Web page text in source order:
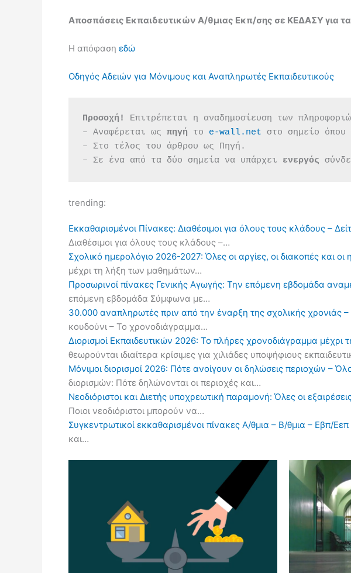
Αποσπάσεις Εκπαιδευτικών Α/θμιας Εκπ/σης σε ΚΕΔΑΣΥ για
Η απόφαση εδώ
Οδηγός Αδειών για Μόνιμους και Αναπληρωτές Εκπαιδευτικούς
Προσοχή!
Επιτρέπεται η αναδημοσίευση των
– Αναφέρεται ως πηγή το e-wall.net στο σημείο όπου
– Στο τέλος του άρθρου ως Πηγή.
– Σε ένα από τα δύο σημεία να υπάρχει ενεργός
trending:
Εκκαθαρισμένοι Πίνακες: Διαθέσιμοι για όλους τους κλάδους –
Διαθέσιμοι για όλους τους κλάδους –…
Σχολικό ημερολόγιο 2026-2027: Όλες οι αργίες, οι διακοπές και
μέχρι τη λήξη των μαθημάτων…
Προσωρινοί πίνακες Γενικής Αγωγής: Την επόμενη εβδομάδα
επόμενη εβδομάδα Σύμφωνα με…
30.000 αναπληρωτές πριν από την έναρξη της σχολικής
κουδούνι – Το χρονοδιάγραμμα…
Διορισμοί Εκπαιδευτικών 2026: Το πλήρες χρονοδιάγραμμα
θεωρούνται ιδιαίτερα κρίσιμες για χιλιάδες υποψήφιους
Μόνιμοι διορισμοί 2026: Πότε ανοίγουν οι δηλώσεις περιοχών –
διορισμών: Πότε δηλώνονται οι περιοχές και…
Νεοδιόριστοι και Διετής υποχρεωτική παραμονή: Όλες οι
Ποιοι νεοδιόριστοι μπορούν να…
Συγκεντρωτικοί εκκαθαρισμένοι πίνακες Α/θμια – Β/θμια – Εβπ/Εεπ
και…